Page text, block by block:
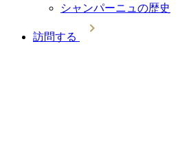
シャンパーニュの歴史
訪問する